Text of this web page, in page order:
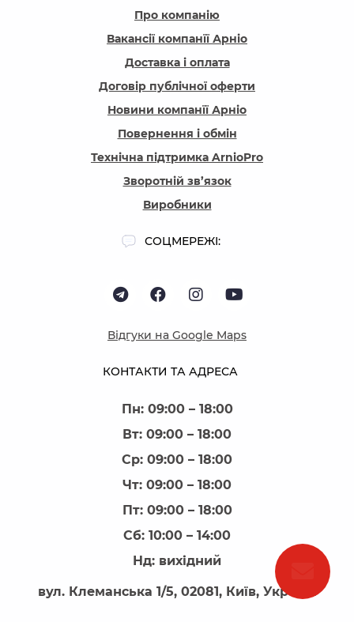
КОНТАКТИ ТА АДРЕСА
Пн: 09:00 – 18:00
Вт: 09:00 – 18:00
Ср: 09:00 – 18:00
Чт: 09:00 – 18:00
Пт: 09:00 – 18:00
Сб: 10:00 – 14:00
Нд: вихідний
вул. Клеманська 1/5, 02081, Київ, Україна
Про компанію
Вакансії компанїї Арніо
Доставка і оплата
Договір публічної оферти
Новини компанїї Арніо
Повернення і обмін
Технічна підтримка ArnioPro
Зворотній зв’язок
Виробники
СОЦМЕРЕЖІ:
Відгуки на Google Maps